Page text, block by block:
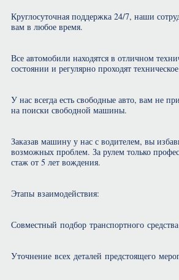
Круглосуточная поддержка 24/7, наши
вам в любое время.
Все автомобили находятся в отличном
состоянии и регулярно проходят
У нас всегда есть свободные авто, вам не
на поиски свободной машины.
Заказав машину у нас с водителем, вы
возможных проблем. За рулем только
стаж от 5 лет вождения.
Этапы взаимодействия:
Совместный подбор транспортного средства
Уточнение всех деталей предстоящего